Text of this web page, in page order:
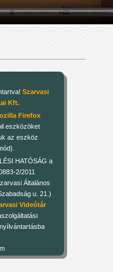
Szarvasi
Kft.
Firefox
eszközöket
az eszköz
HATÓSÁG a
2/2011
Általános
u. 21.)
Videótár